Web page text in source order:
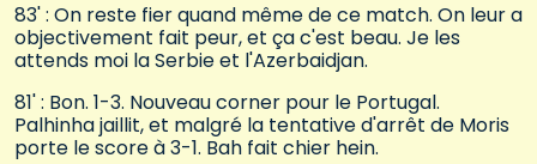
83' : On reste fier quand même de ce match. On leur a
objectivement fait peur, et ça c'est beau. Je les
attends moi la Serbie et l'Azerbaidjan.
81' : Bon. 1-3. Nouveau corner pour le Portugal.
Palhinha jaillit, et malgré la tentative d'arrêt de Moris
porte le score à 3-1. Bah fait chier hein.